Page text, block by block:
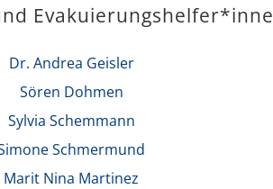
Dr. Andrea Geisler
Sören Dohmen
Sylvia Schemmann
Schmermund
Marit Nina Martinez